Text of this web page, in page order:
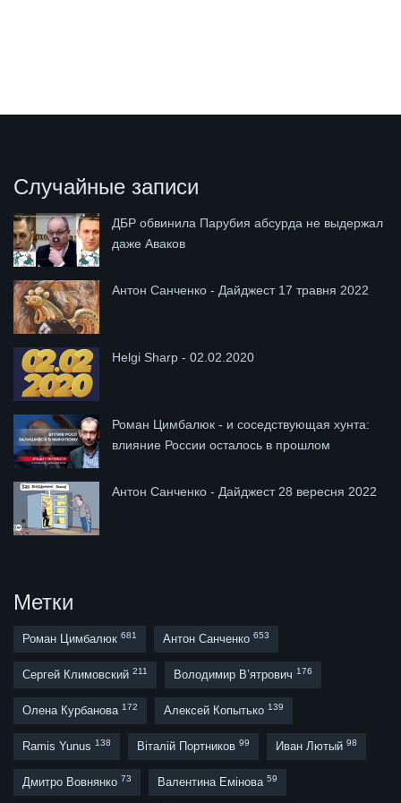
Случайные записи
ДБР обвинила Парубия абсурда не выдержал
даже Аваков
Антон Санченко - Дайджест 17 травня 2022
Helgi Sharp - 02.02.2020
Роман Цимбалюк - и соседствующая хунта:
влияние России осталось в прошлом
Антон Санченко - Дайджест 28 вересня 2022
Метки
Роман Цимбалюк 681 Антон Санченко 653
Сергей Климовский 211 Володимир В’ятрович 176
Олена Курбанова 172 Алексей Копытько 139
Ramis Yunus 138 Віталій Портников 99 Иван Лютый 98
Дмитро Вовнянко 73 Валентина Емінова 59